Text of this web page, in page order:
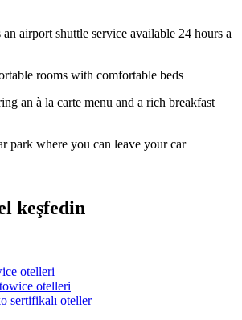
airport shuttle service available 24 hours a
rooms with comfortable beds
an à la carte menu and a rich breakfast
park where you can leave your car
keşfedin
otelleri
otelleri
sertifikalı oteller